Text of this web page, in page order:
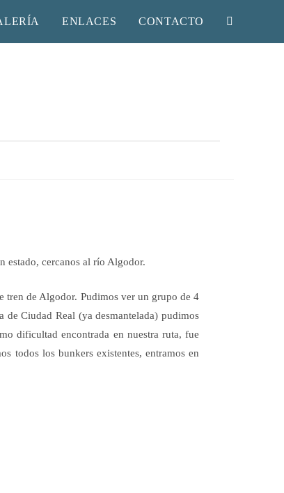
ENLACES CONTACTO
estado, cercanos al río Algodor.
tren de Algodor. Pudimos ver un grupo de 4
de Ciudad Real (ya desmantelada) pudimos
dificultad encontrada en nuestra ruta, fue
todos los bunkers existentes, entramos en